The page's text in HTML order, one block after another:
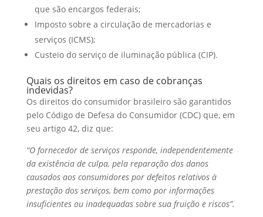
que são encargos federais;
Imposto sobre a circulação de mercadorias e
serviços (ICMS);
Custeio do serviço de iluminação pública (CIP).
Quais os direitos em caso de cobranças
indevidas?
Os direitos do consumidor brasileiro são garantidos
pelo Código de Defesa do Consumidor (CDC) que, em
seu artigo 42, diz que:
“O fornecedor de serviços responde, independentemente
da existência de culpa, pela reparação dos danos
causados aos consumidores por defeitos relativos à
prestação dos serviços, bem como por informações
insuficientes ou inadequadas sobre sua fruição e riscos”.